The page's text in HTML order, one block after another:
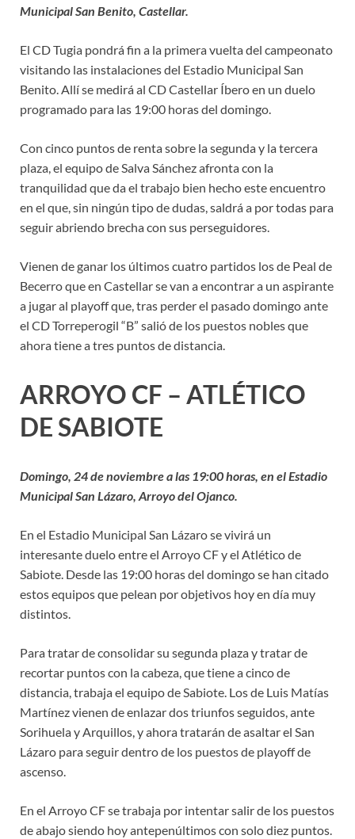
Municipal San Benito, Castellar.
El CD Tugia pondrá fin a la primera vuelta del campeonato
visitando las instalaciones del Estadio Municipal San
Benito. Allí se medirá al CD Castellar Íbero en un duelo
programado para las 19:00 horas del domingo.
Con cinco puntos de renta sobre la segunda y la tercera
plaza, el equipo de Salva Sánchez afronta con la
tranquilidad que da el trabajo bien hecho este encuentro
en el que, sin ningún tipo de dudas, saldrá a por todas para
seguir abriendo brecha con sus perseguidores.
Vienen de ganar los últimos cuatro partidos los de Peal de
Becerro que en Castellar se van a encontrar a un aspirante
a jugar al playoff que, tras perder el pasado domingo ante
el CD Torreperogil “B” salió de los puestos nobles que
ahora tiene a tres puntos de distancia.
ARROYO CF – ATLÉTICO
DE SABIOTE
Domingo, 24 de noviembre a las 19:00 horas, en el Estadio
Municipal San Lázaro, Arroyo del Ojanco.
En el Estadio Municipal San Lázaro se vivirá un
interesante duelo entre el Arroyo CF y el Atlético de
Sabiote. Desde las 19:00 horas del domingo se han citado
estos equipos que pelean por objetivos hoy en día muy
distintos.
Para tratar de consolidar su segunda plaza y tratar de
recortar puntos con la cabeza, que tiene a cinco de
distancia, trabaja el equipo de Sabiote. Los de Luis Matías
Martínez vienen de enlazar dos triunfos seguidos, ante
Sorihuela y Arquillos, y ahora tratarán de asaltar el San
Lázaro para seguir dentro de los puestos de playoff de
ascenso.
En el Arroyo CF se trabaja por intentar salir de los puestos
de abajo siendo hoy antepenúltimos con solo diez puntos.